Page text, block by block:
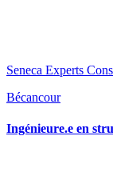
Seneca Experts
Bécancour
Ingénieure.e en